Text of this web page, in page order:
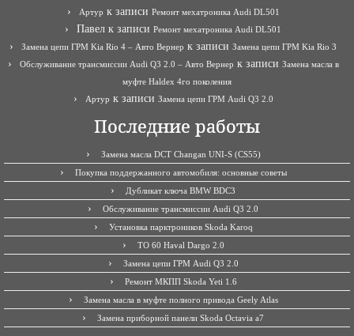
Артур к записи Ремонт мехатроника Audi DL501
Павел к записи Ремонт мехатроника Audi DL501
Замена цепи ГРМ Kia Rio 4 – Авто Вернер к записи Замена цепи ГРМ Kia Rio 3
Обслуживание трансмиссии Audi Q3 2.0 – Авто Вернер к записи Замена масла в
муфте Haldex 4го поколения
Артур к записи Замена цепи ГРМ Audi Q3 2.0
Последние работы
Замена масла DCT Changan UNI-S (CS55)
Покупка поддержанного автомобиля: основные советы
Дубликат ключа BMW BDC3
Обслуживание трансмиссии Audi Q3 2.0
Установка парктроников Skoda Karoq
ТО 60 Haval Dargo 2.0
Замена цепи ГРМ Audi Q3 2.0
Ремонт МКПП Skoda Yeti 1.6
Замена масла в муфте полного привода Geely Atlas
Замена приборной панели Skoda Octavia a7